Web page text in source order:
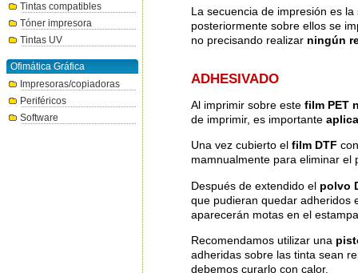
Tintas compatibles
Tóner impresora
Tintas UV
Ofimática Gráfica
Impresoras/copiadoras
Periféricos
Software
La secuencia de impresión es
posteriormente sobre ellos se
no precisando realizar ningún
ADHESIVADO
Al imprimir sobre este film PET
de imprimir, es importante
Una vez cubierto el film DTF
mamnualmente para eliminar el
Después de extendido el polvo
que pudieran quedar adheridos
aparecerán motas en el
Recomendamos utilizar una
adheridas sobre las tinta sean
debemos curarlo con calor.